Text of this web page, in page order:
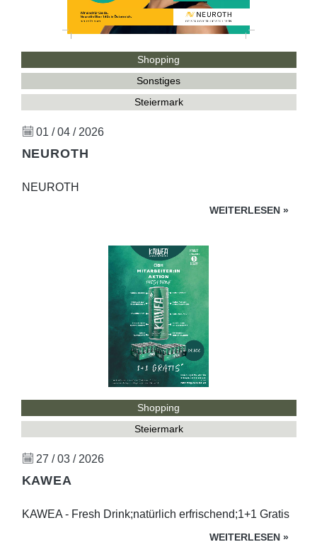
Shopping
Sonstiges
Steiermark
01 / 04 / 2026
NEUROTH
NEUROTH
WEITERLESEN »
Shopping
Steiermark
27 / 03 / 2026
KAWEA
KAWEA - Fresh Drink;natürlich erfrischend;1+1 Gratis
WEITERLESEN »